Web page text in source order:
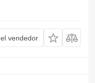
vendedor